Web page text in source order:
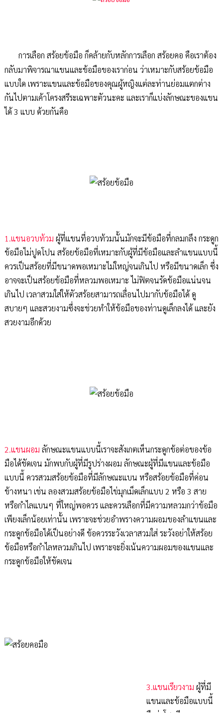
การเลือก สร้อยข้อมือ ก็คล้ายกับหลักการเลือก สร้อยคอ คือเราต้อง
กลับมาพิจารณาแขนและข้อมือของเราก่อน ว่าเหมาะกับสร้อยข้อมือ
แบบใด เพราะแขนและข้อมือของคุณผู้หญิงแต่ละท่านย่อมแตกต่าง
กันไปตามเค้าโครงสรีระเฉพาะตัวนะคะ และเราก็แบ่งลักษณะของแขน
ได้ 3 แบบ ด้วยกันคือ
1.แขนอวบท้วม ผู้ที่แขนที่อวบท้วมนั้นมักจะมีข้อมือที่กลมกลึง กระดูก
ข้อมือไม่ปูดโปน สร้อยข้อมือที่เหมาะกับผู้ที่มีข้อมือและลำแขนแบบนี้
ควรเป็นสร้อยที่มีขนาดพอเหมาะไม่ใหญ่จนเกินไป หรือมีขนาดเล็ก ซึ่ง
อาจจะเป็นสร้อยข้อมือที่หลวมพอเหมาะ ไม่ฟิตจนรัดข้อมือแน่นจน
เกินไป เวลาสวมใส่ให้ตัวสร้อยสามารถเลื่อนไปมากับข้อมือได้ ดู
สบายๆ และสวยงามซึ่งจะช่วยทำให้ข้อมือของท่านดูเล็กลงได้ และยัง
สวยงามอีกด้วย
2.แขนผอม ลักษณะแขนแบบนี้เราจะสังเกตเห็นกระดูกข้อต่อของข้อ
มือได้ชัดเจน มักพบกับผู้ที่มีรูปร่างผอม ลักษณะผู้ที่มีแขนและข้อมือ
แบบนี้ ควรสวมสร้อยข้อมือที่มีลักษณะแบน หรือสร้อยข้อมือที่ค่อน
ข้างหนา เช่น ลองสวมสร้อยข้อมือไข่มุกเม็ดเล็กแบบ 2 หรือ 3 สาย
หรือกำไลแบนๆ ที่ใหญ่พอควร และควรเลือกที่มีความหลวมกว่าข้อมือ
เพียงเล็กน้อยเท่านั้น เพราะจะช่วยอำพรางความผอมของลำแขนและ
กระดูกข้อมือได้เป็นอย่างดี ข้อควรระวังเวลาสวมใส่ ระวังอย่าให้สร้อย
ข้อมือหรือกำไลหลวมเกินไป เพราะจะยิ่งเน้นความผอมของแขนและ
กระดูกข้อมือให้ชัดเจน
3.แขนเรียวงาม ผู้ที่มี
แขนและข้อมือแบบนี้